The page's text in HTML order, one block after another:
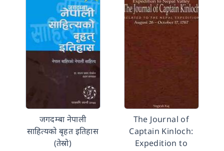
जगदम्बा नेपाली
साहित्यको बृहत इतिहास
(तेस्रो)
The Journal of
Captain Kinloch:
Expedition to